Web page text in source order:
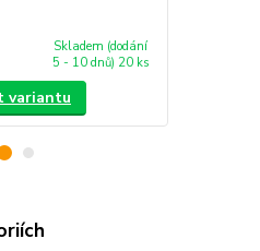
Skladem (dodání
5 - 10 dnů) 20 ks
variantu